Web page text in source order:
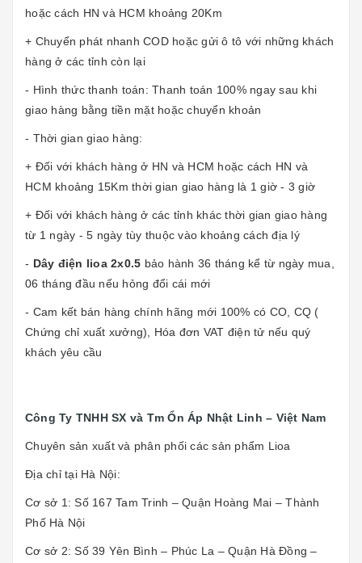
hoặc cách HN và HCM khoảng 20Km
+ Chuyển phát nhanh COD hoặc gửi ô tô với những khách
hàng ở các tỉnh còn lại
- Hình thức thanh toán: Thanh toán 100% ngay sau khi
giao hàng bằng tiền mặt hoặc chuyển khoản
- Thời gian giao hàng:
+ Đối với khách hàng ở HN và HCM hoặc cách HN và
HCM khoảng 15Km thời gian giao hàng là 1 giờ - 3 giờ
+ Đối với khách hàng ở các tỉnh khác thời gian giao hàng
từ 1 ngày - 5 ngày tùy thuộc vào khoảng cách địa lý
- Dây điện lioa 2x0.5 bảo hành 36 tháng kể từ ngày mua,
06 tháng đầu nếu hỏng đổi cái mới
- Cam kết bán hàng chính hãng mới 100% có CO, CQ (
Chứng chỉ xuất xưởng), Hóa đơn VAT điện tử nếu quý
khách yêu cầu
Công Ty TNHH SX và Tm Ổn Áp Nhật Linh – Việt Nam
Chuyên sản xuất và phân phối các sản phẩm Lioa
Địa chỉ tại Hà Nội:
Cơ sở 1: Số 167 Tam Trinh – Quận Hoàng Mai – Thành
Phố Hà Nội
Cơ sở 2: Số 39 Yên Bình – Phúc La – Quận Hà Đồng –